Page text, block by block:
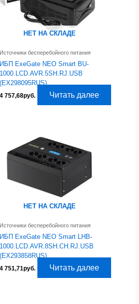
НЕТ НА СКЛАДЕ
Источники бесперебойного питания
ИБП ExeGate NEO Smart BU-
1000.LCD.AVR.5SH.RJ.USB
(EX298095RUS)
4 757,68руб. Читать далее
НЕТ НА СКЛАДЕ
Источники бесперебойного питания
ИБП ExeGate NEO Smart LHB-
1000.LCD.AVR.8SH.CH.RJ.USB
(EX293858RUS)
4 751,71руб. Читать далее